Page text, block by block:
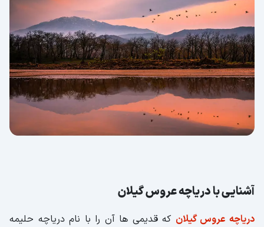
آشنایی با دریاچه عروس گیلان
دریاچه عروس گیلان که قدیمی ها آن را با نام دریاچه حلیمه